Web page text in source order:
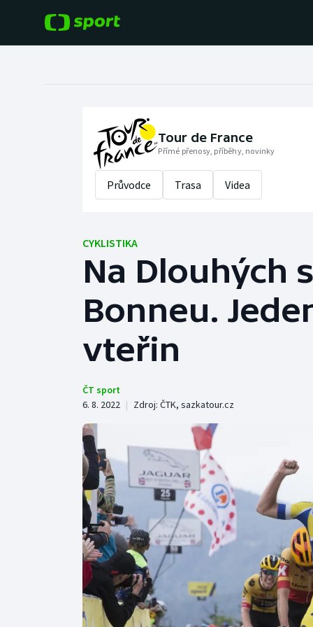
Hokej
Tenis
Atletika
Cyklistika
Baseball a softbal
Basketbal
Box
Curling
Gymnastika
Tour de France
Přímé přenosy, příběhy, novinky
Průvodce Trasa Videa
CYKLISTIKA
Na Dlouhých
Bonneu.
vteřin
ČT sport
6. 8. 2022 | Zdroj: ČTK, sazkatour.cz